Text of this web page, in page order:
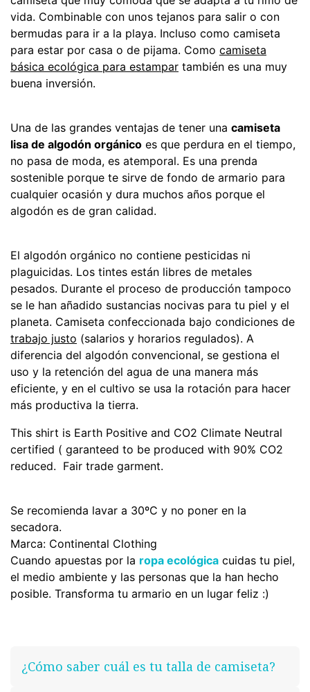
vida. Combinable con unos tejanos para salir o con
bermudas para ir a la playa. Incluso como camiseta
para estar por casa o de pijama. Como camiseta
básica ecológica para estampar también es una muy
buena inversión.
Una de las grandes ventajas de tener una camiseta
lisa de algodón orgánico es que perdura en el tiempo,
no pasa de moda, es atemporal. Es una prenda
sostenible porque te sirve de fondo de armario para
cualquier ocasión y dura muchos años porque el
algodón es de gran calidad.
El algodón orgánico no contiene pesticidas ni
plaguicidas. Los tintes están libres de metales
pesados. Durante el proceso de producción tampoco
se le han añadido sustancias nocivas para tu piel y el
planeta. Camiseta confeccionada bajo condiciones de
trabajo justo (salarios y horarios regulados). A
diferencia del algodón convencional, se gestiona el
uso y la retención del agua de una manera más
eficiente, y en el cultivo se usa la rotación para hacer
más productiva la tierra.
This shirt is Earth Positive and CO2 Climate Neutral
certified ( garanteed to be produced with 90% CO2
reduced. Fair trade garment.
Se recomienda lavar a 30ºC y no poner en la
secadora.
Marca: Continental Clothing
Cuando apuestas por la ropa ecológica cuidas tu piel,
el medio ambiente y las personas que la han hecho
posible. Transforma tu armario en un lugar feliz :)
¿Cómo saber cuál es tu talla de camiseta?